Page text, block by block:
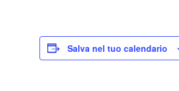
Salva nel tuo calendario